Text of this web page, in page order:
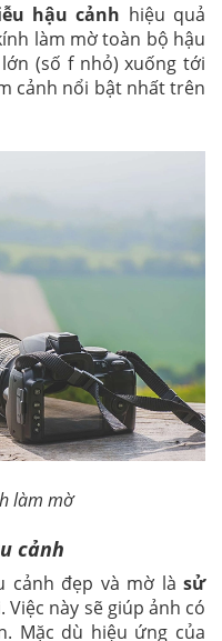
hậu cảnh hiệu quả
làm mờ toàn bộ hậu
(số f nhỏ) xuống tới
cảnh nổi bật nhất trên
làm mờ
cảnh
cảnh đẹp và mờ là sử
Việc này sẽ giúp ảnh có
Mặc dù hiệu ứng của